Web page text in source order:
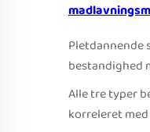
bestandighed
Alle tre typer
korreleret